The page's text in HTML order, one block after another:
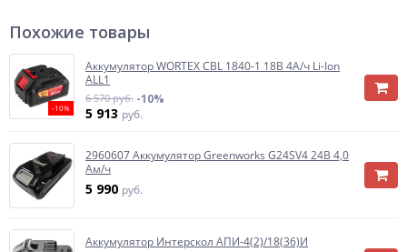
Похожие товары
-10%
Аккумулятор WORTEX CBL 1840-1 18В 4А/ч Li-Ion
ALL1
6 570 руб. -10%
5 913 руб.
2960607 Аккумулятор Greenworks G24SV4 24B 4,0
Ам/ч
5 990 руб.
Аккумулятор Интерскол АПИ-4(2)/18(36)И